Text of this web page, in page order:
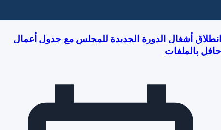
انطلاق أشغال الدورة الجديدة للمجلس مع جدول أعمال
حافل بالملفات